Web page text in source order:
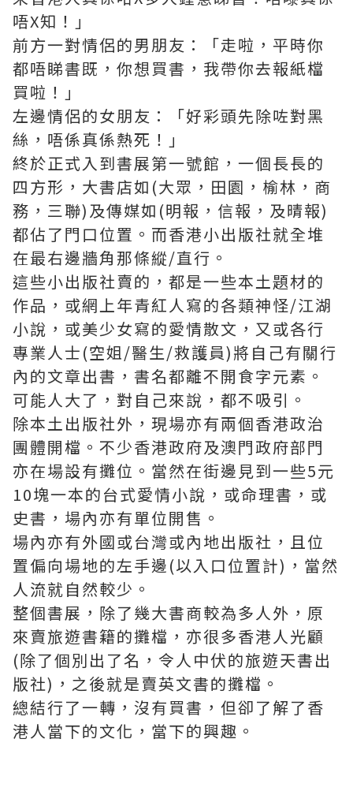
唔X知！」
前方一對情侶的男朋友：「走啦，平時你
都唔睇書既，你想買書，我帶你去報紙檔
買啦！」
左邊情侶的女朋友：「好彩頭先除咗對黑
絲，唔係真係熱死！」
終於正式入到書展第一號館，一個長長的
四方形，大書店如(大眾，田園，榆林，商
務，三聯)及傳媒如(明報，信報，及晴報)
都佔了門口位置。而香港小出版社就全堆
在最右邊牆角那條縱/直行。
這些小出版社賣的，都是一些本土題材的
作品，或網上年青紅人寫的各類神怪/江湖
小說，或美少女寫的愛情散文，又或各行
專業人士(空姐/醫生/救護員)將自己有關行
內的文章出書，書名都離不開食字元素。
可能人大了，對自己來說，都不吸引。
除本土出版社外，現場亦有兩個香港政治
團體開檔。不少香港政府及澳門政府部門
亦在場設有攤位。當然在街邊見到一些5元
10塊一本的台式愛情小說，或命理書，或
史書，場內亦有單位開售。
場內亦有外國或台灣或內地出版社，且位
置偏向場地的左手邊(以入口位置計)，當然
人流就自然較少。
整個書展，除了幾大書商較為多人外，原
來賣旅遊書籍的攤檔，亦很多香港人光顧
(除了個別出了名，令人中伏的旅遊天書出
版社)，之後就是賣英文書的攤檔。
總結行了一轉，沒有買書，但卻了解了香
港人當下的文化，當下的興趣。